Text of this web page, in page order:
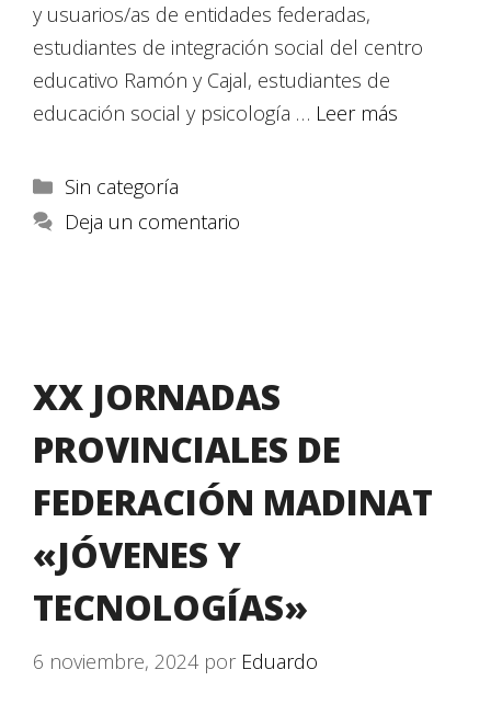
y usuarios/as de entidades federadas,
estudiantes de integración social del centro
educativo Ramón y Cajal, estudiantes de
educación social y psicología … Leer más
Sin categoría
Deja un comentario
XX JORNADAS
PROVINCIALES DE
FEDERACIÓN MADINAT
«JÓVENES Y
TECNOLOGÍAS»
6 noviembre, 2024 por Eduardo